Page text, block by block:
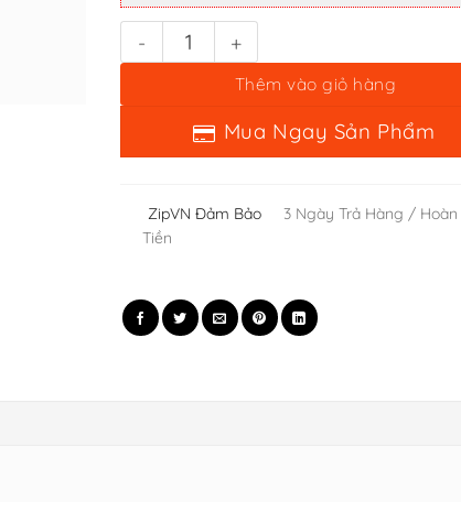
ZipVN Đảm Bảo
3 Ngày Trả Hàng / Hoàn
Tiền